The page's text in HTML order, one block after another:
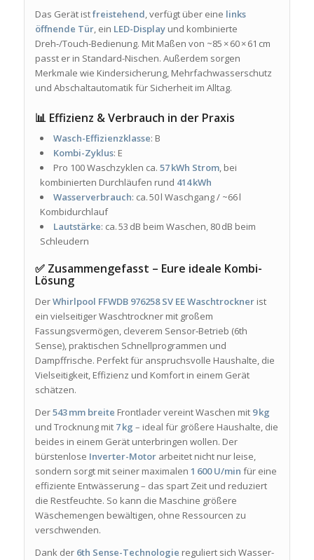
Das Gerät istfreistehend, verfügt über eine links
öffnende Tür, ein LED-Displayund kombinierte
Dreh‑/Touch-Bedienung. Mit Maßen von ~85 × 60 × 61 cm
passt er in Standard-Nischen. Außerdem sorgen
Merkmale wie Kindersicherung, Mehrfachwasserschutz
und Abschaltautomatik für Sicherheit im Alltag.
📊 Effizienz & Verbrauch in der Praxis
Wasch-Effizienzklasse: B
Kombi-Zyklus: E
Pro 100 Waschzyklen ca. 57 kWh Strom, bei
kombinierten Durchläufen rund 414 kWh
Wasserverbrauch: ca. 50 l Waschgang / ~66 l
Kombidurchlauf
Lautstärke: ca. 53 dB beim Waschen, 80 dB beim
Schleudern
✅ Zusammengefasst – Eure ideale Kombi-
Lösung
DerWhirlpool FFWDB 976258 SV EE Waschtrocknerist
ein vielseitiger Waschtrockner mit großem
Fassungsvermögen, cleverem Sensor‑Betrieb (6th
Sense), praktischen Schnellprogrammen und
Dampffrische. Perfekt für anspruchsvolle Haushalte, die
Vielseitigkeit, Effizienz und Komfort in einem Gerät
schätzen.
Der543 mm breite Frontlader vereint Waschen mit 9 kg
und Trocknung mit 7 kg – ideal für größere Haushalte, die
beides in einem Gerät unterbringen wollen. Der
bürstenlose Inverter-Motorarbeitet nicht nur leise,
sondern sorgt mit seiner maximalen 1 600 U/min für eine
effiziente Entwässerung – das spart Zeit und reduziert
die Restfeuchte. So kann die Maschine größere
Wäschemengen bewältigen, ohne Ressourcen zu
verschwenden.
Dank der 6th Sense-Technologie reguliert sich Wasser-